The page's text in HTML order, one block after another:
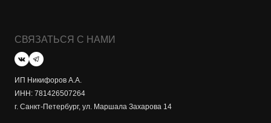
СВЯЗАТЬСЯ С НАМИ
ИП Никифоров А.А.
ИНН: 781426507264
г. Санкт-Петербург, ул. Маршала Захарова 14